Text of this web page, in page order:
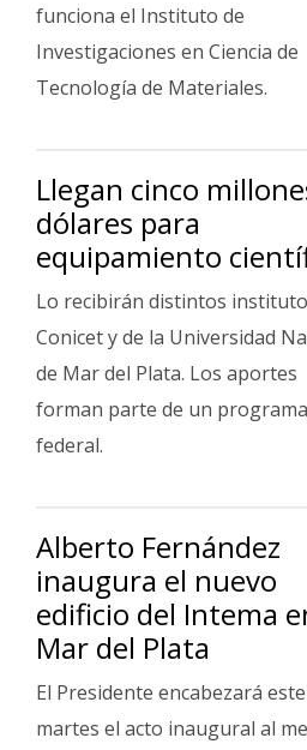
funciona el Instituto de
Investigaciones en Ciencia de
Tecnología de Materiales.
Llegan cinco
dólares para
equipamiento
Lo recibirán distintos
Conicet y de la Universidad
de Mar del Plata. Los aportes
forman parte de un programa
federal.
Alberto Fernández
inaugura el nuevo
edificio del Intema
Mar del Plata
El Presidente encabezará este
martes el acto inaugural al